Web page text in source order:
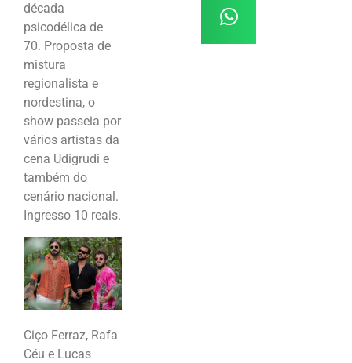
década
psicodélica de
70. Proposta de
mistura
regionalista e
nordestina, o
show passeia por
vários artistas da
cena Udigrudi e
também do
cenário nacional.
Ingresso 10 reais.
Ciço Ferraz, Rafa
Céu e Lucas